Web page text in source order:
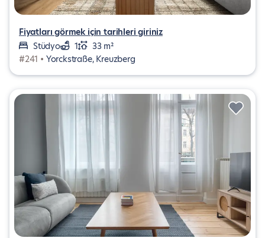
Fiyatları görmek için tarihleri giriniz
Stüdyo
1
33 m²
#241 • Yorckstraße, Kreuzberg